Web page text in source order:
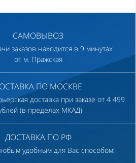
САМОВЫВОЗ
заказов находится в 9 минутах
от м. Пражская
ПО МОСКВЕ
доставка при заказе от 4 499
(в пределах МКАД)
ДОСТАВКА ПО РФ
удобным для Вас способом!